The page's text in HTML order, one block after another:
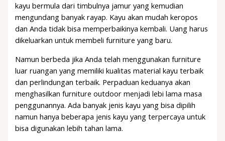
kayu bermula dari timbulnya jamur yang kemudian
mengundang banyak rayap. Kayu akan mudah keropos
dan Anda tidak bisa memperbaikinya kembali. Uang harus
dikeluarkan untuk membeli furniture yang baru.
Namun berbeda jika Anda telah menggunakan furniture
luar ruangan yang memiliki kualitas material kayu terbaik
dan perlindungan terbaik. Perpaduan keduanya akan
menghasilkan furniture outdoor menjadi lebi lama masa
penggunannya. Ada banyak jenis kayu yang bisa dipilih
namun hanya beberapa jenis kayu yang terpercaya untuk
bisa digunakan lebih tahan lama.